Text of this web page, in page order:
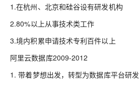
1.在杭州、北京和硅谷设有研发机构
2.80%以上从事技术类工作
3.境内积累申请技术专利百件以上
阿里云数据库2009-2012
1.带着梦想出发，转型为数据库平台研发